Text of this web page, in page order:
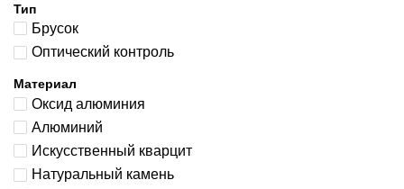
Тип
Брусок
Оптический контроль
Материал
Оксид алюминия
Алюминий
Искусственный кварцит
Натуральный камень